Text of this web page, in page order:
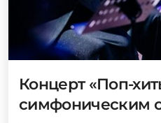
Концерт «Поп-
симфоническим